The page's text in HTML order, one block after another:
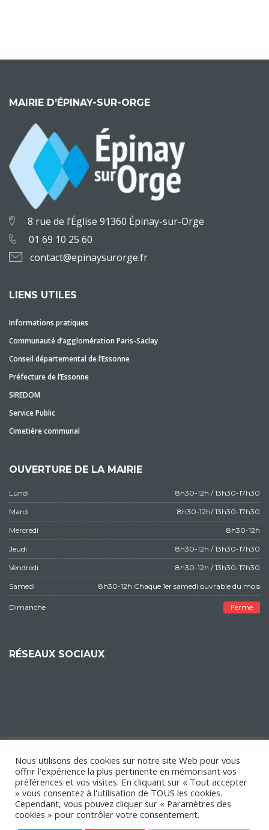
MAIRIE D’ÉPINAY-SUR-ORGE
8 rue de l’Église 91360 Épinay-sur-Orge
01 69 10 25 60
contact@epinaysurorge.fr
LIENS UTILES
Informations pratiques
Communauté d’agglomération Paris-Saclay
Conseil départemental de l’Essonne
Préfecture de l’Essonne
SIREDOM
Service Public
Cimetière communal
OUVERTURE DE LA MAIRIE
Lundi 8h30-12h / 13h30-17h30
Mardi 8h30-12h/ 13h30-17h30
Mercredi 8h30-12h
Jeudi 8h30-12h / 13h30-17h30
Vendredi 8h30-12h / 13h30-17h30
Samedi 8h30-12h Chaque 1er samedi ouvrable du mois
Dimanche Fermé
RÉSEAUX SOCIAUX
Nous utilisons des cookies sur notre site Web pour vous
offrir l'expérience la plus pertinente en mémorisant vos
préférences et vos visites. En cliquant sur « Tout accepter
» vous consentez à l'utilisation de TOUS les cookies.
Cependant, vous pouvez cliquer sur « Paramètres des
cookies » pour contrôler votre consentement.